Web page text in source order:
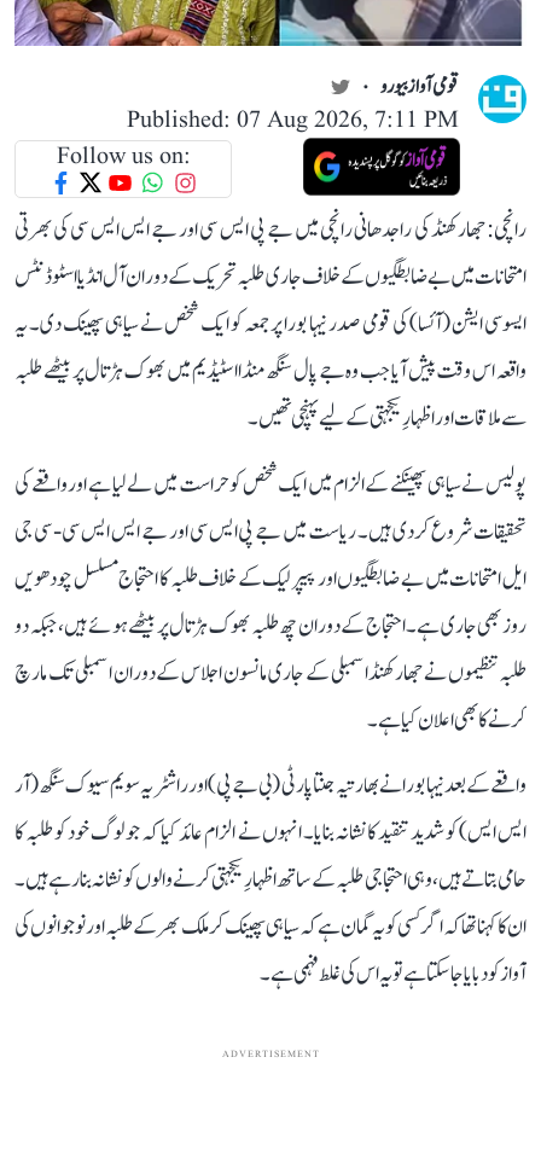
قومی آواز بیورو
Published: 07 Aug 2026, 7:11 PM
Follow us on:
رانچی: جھارکھنڈ کی راجدھانی رانچی میں جے پی ایس سی اور جے ایس ایس سی کی بھرتی
امتحانات میں بے ضابطگیوں کے خلاف جاری طلبہ تحریک کے دوران آل انڈیا اسٹوڈنٹس
ایسوسی ایشن (آئسا) کی قومی صدر نیہا بورا پر جمعہ کو ایک شخص نے سیاہی پھینک دی۔ یہ
واقعہ اس وقت پیش آیا جب وہ جے پال سنگھ منڈا اسٹیڈیم میں بھوک ہڑتال پر بیٹھے طلبہ
سے ملاقات اور اظہارِ یکجہتی کے لیے پہنچی تھیں۔
پولیس نے سیاہی پھینکنے کے الزام میں ایک شخص کو حراست میں لے لیا ہے اور واقعے کی
تحقیقات شروع کر دی ہیں۔ ریاست میں جے پی ایس سی اور جے ایس ایس سی - سی جی
ایل امتحانات میں بے ضابطگیوں اور پیپر لیک کے خلاف طلبہ کا احتجاج مسلسل چودھویں
روز بھی جاری ہے۔ احتجاج کے دوران چھ طلبہ بھوک ہڑتال پر بیٹھے ہوئے ہیں، جبکہ دو
طلبہ تنظیموں نے جھارکھنڈ اسمبلی کے جاری مانسون اجلاس کے دوران اسمبلی تک مارچ
کرنے کا بھی اعلان کیا ہے۔
واقعے کے بعد نیہا بورا نے بھارتیہ جنتا پارٹی (بی جے پی) اور راشٹریہ سویم سیوک سنگھ (آر
ایس ایس) کو شدید تنقید کا نشانہ بنایا۔ انہوں نے الزام عائد کیا کہ جو لوگ خود کو طلبہ کا
حامی بتاتے ہیں، وہی احتجاجی طلبہ کے ساتھ اظہارِ یکجہتی کرنے والوں کو نشانہ بنا رہے ہیں۔
ان کا کہنا تھا کہ اگر کسی کو یہ گمان ہے کہ سیاہی پھینک کر ملک بھر کے طلبہ اور نوجوانوں کی
آواز کو دبایا جا سکتا ہے تو یہ اس کی غلط فہمی ہے۔
ADVERTISEMENT